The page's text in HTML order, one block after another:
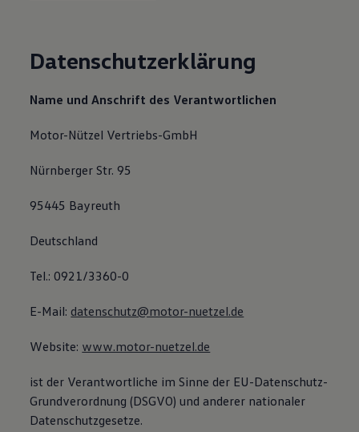
Datenschutzerklärung
Name und Anschrift des Verantwortlichen
Motor-Nützel Vertriebs-GmbH
Nürnberger Str. 95
95445 Bayreuth
Deutschland
Tel.: 0921/3360-0
E-Mail: datenschutz@motor-nuetzel.de
Website: www.motor-nuetzel.de
ist der Verantwortliche im Sinne der EU-Datenschutz-
Grundverordnung (DSGVO) und anderer nationaler
Datenschutzgesetze.